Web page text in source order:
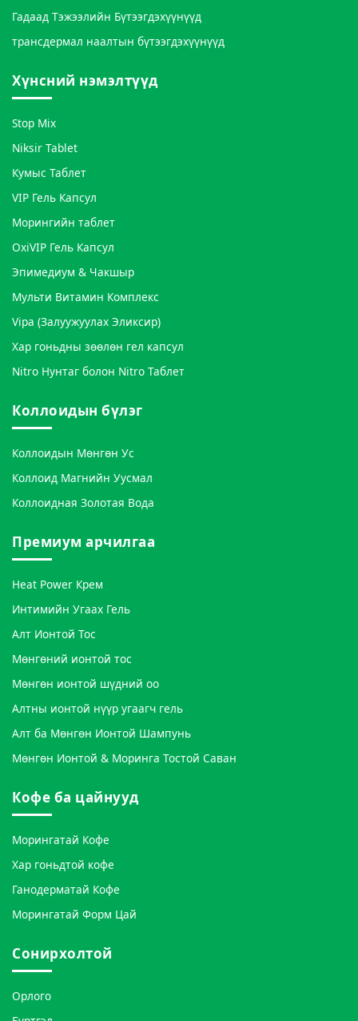
Гадаад Тэжээлийн Бүтээгдэхүүнүүд
трансдермал наалтын бүтээгдэхүүнүүд
Хүнсний нэмэлтүүд
Stop Mix
Niksir Tablet
Кумыс Таблет
VIP Гель Капсул
Морингийн таблет
OxiVIP Гель Капсул
Эпимедиум & Чакшыр
Мульти Витамин Комплекс
Vipa (Залуужуулах Эликсир)
Хар гоньдны зөөлөн гел капсул
Nitro Нунтаг болон Nitro Таблет
Коллоидын бүлэг
Коллоидын Мөнгөн Ус
Коллоид Магнийн Уусмал
Коллоидная Золотая Вода
Премиум арчилгаа
Heat Power Крем
Интимийн Угаах Гель
Алт Ионтой Тос
Мөнгөний ионтой тос
Мөнгөн ионтой шүдний оо
Алтны ионтой нүүр угаагч гель
Алт ба Мөнгөн Ионтой Шампунь
Мөнгөн Ионтой & Моринга Тостой Саван
Кофе ба цайнууд
Морингатай Кофе
Хар гоньдтой кофе
Ганодерматай Кофе
Морингатай Форм Цай
Сонирхолтой
Орлого